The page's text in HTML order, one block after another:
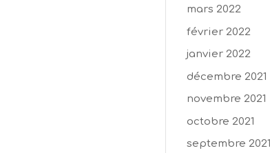
mars 2022
février 2022
janvier 2022
décembre 2021
novembre 2021
octobre 2021
septembre 2021